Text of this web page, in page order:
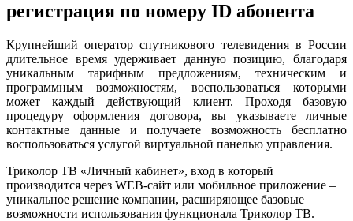
регистрация по номеру ID абонента
Крупнейший оператор спутникового телевидения в России
длительное время удерживает данную позицию, благодаря
уникальным тарифным предложениям, техническим и
программным возможностям, воспользоваться которыми
может каждый действующий клиент. Проходя базовую
процедуру оформления договора, вы указываете личные
контактные данные и получаете возможность бесплатно
воспользоваться услугой виртуальной панелью управления.
Триколор ТВ «Личный кабинет», вход в который
производится через WEB-сайт или мобильное приложение –
уникальное решение компании, расширяющее базовые
возможности использования функционала Триколор ТВ.